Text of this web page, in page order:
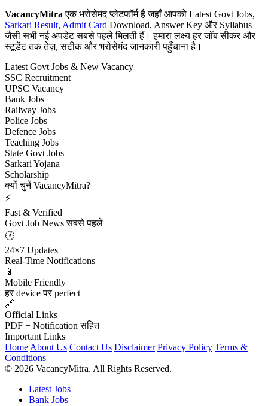
VacancyMitraएक भरोसेमंद प्लेटफॉर्म है जहाँ आपको Latest Govt Jobs,
Sarkari Result, Admit Card Download, Answer Key और Syllabus
जैसी सभी नई अपडेट सबसे पहले मिलती हैं। हमारा लक्ष्य हर जॉब सीकर और
स्टूडेंट तक तेज़, सटीक और भरोसेमंद जानकारी पहुँचाना है।
Latest Govt Jobs & New Vacancy
SSC Recruitment
UPSC Vacancy
Bank Jobs
Railway Jobs
Police Jobs
Defence Jobs
Teaching Jobs
State Govt Jobs
Sarkari Yojana
Scholarship
क्यों चुनें VacancyMitra?
⚡
Fast & Verified
Govt Job News सबसे पहले
🕐
24×7 Updates
Real-Time Notifications
📱
Mobile Friendly
हर device पर perfect
🔗
Official Links
PDF + Notification सहित
Important Links
HomeAbout Us Contact Us Disclaimer Privacy Policy Terms &
Conditions
© 2026 VacancyMitra. All Rights Reserved.
Latest Jobs
Bank Jobs